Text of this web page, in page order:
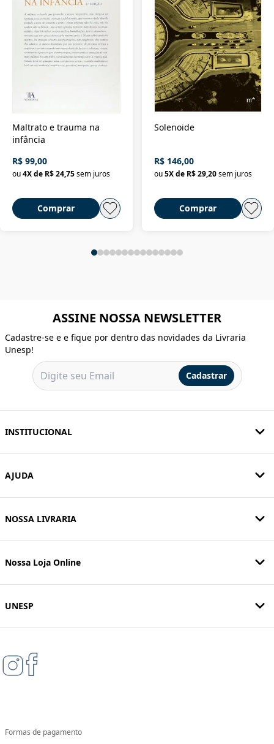
Maltrato e trauma na
infância
R$ 99,00
ou4X de R$ 24,75sem juros
Comprar
Solenoide
R$ 146,00
ou 5X de R$ 29,20 sem juros
Comprar
ASSINE NOSSA NEWSLETTER
Cadastre-se e e fique por dentro das novidades da Livraria
Unesp!
Cadastrar
INSTITUCIONAL
AJUDA
NOSSA LIVRARIA
Nossa Loja Online
UNESP
Formas de pagamento